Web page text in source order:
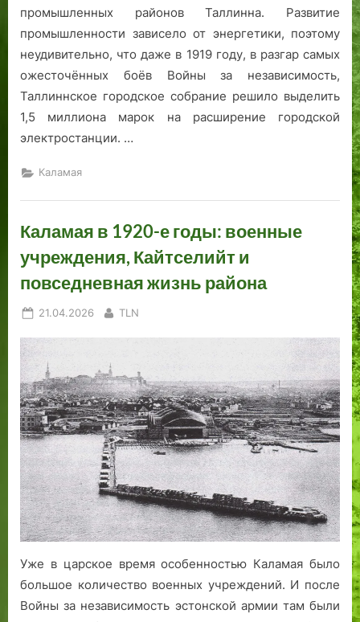
промышленных районов Таллинна. Развитие
промышленности зависело от энергетики, поэтому
неудивительно, что даже в 1919 году, в разгар самых
ожесточённых боёв Войны за независимость,
Таллиннское городское собрание решило выделить
1,5 миллиона марок на расширение городской
электростанции. …
Каламая
Каламая в 1920-е годы: военные
учреждения, Кайтселийт и
повседневная жизнь района
Posted
21.04.2026 By
TLN
Уже в царское время особенностью Каламая было
большое количество военных учреждений. И после
Войны за независимость эстонской армии там были